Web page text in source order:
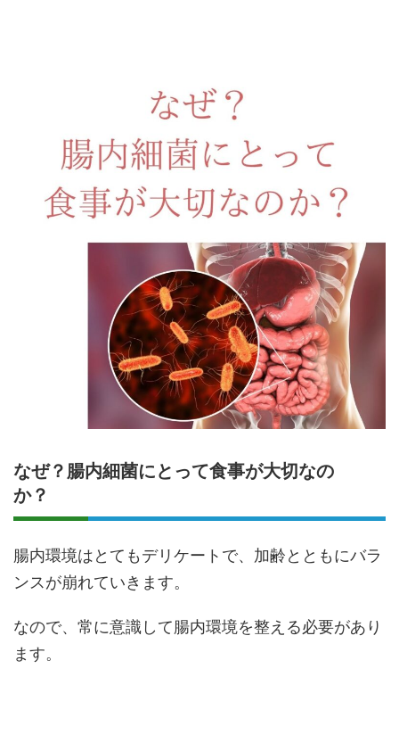
なぜ？腸内細菌にとって食事が大切なの
か？
腸内環境はとてもデリケートで、加齢とともにバラ
ンスが崩れていきます。
なので、常に意識して腸内環境を整える必要があり
ます。